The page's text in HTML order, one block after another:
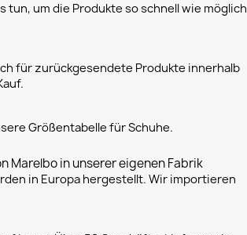
tun, um die Produkte so schnell wie möglich
für zurückgesendete Produkte innerhalb
Größentabelle für Schuhe.
Marelbo in unserer eigenen Fabrik
in Europa hergestellt. Wir importieren